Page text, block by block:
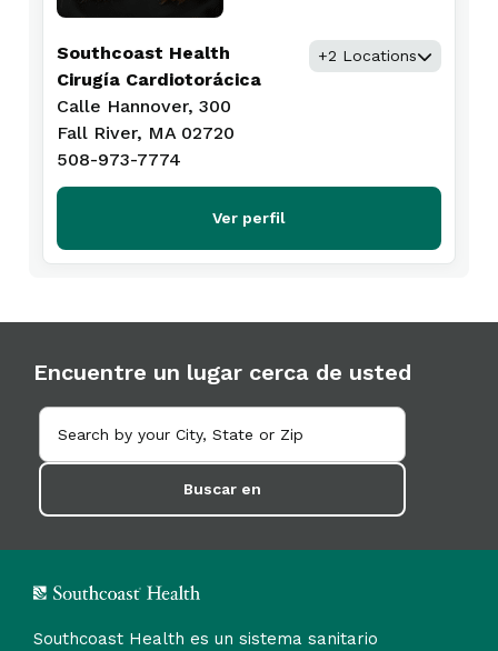
Southcoast Health
Cirugía Cardiotorácica
Calle Hannover, 300
Fall River, MA 02720
508-973-7774
+2 Locations
Ver perfil
Encuentre un lugar cerca de usted
Buscar en
Southcoast Health es un sistema sanitario